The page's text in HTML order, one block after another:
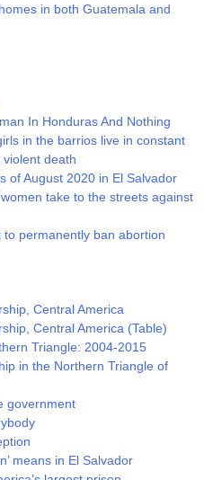
in both Guatemala and
In Honduras And Nothing
in the barrios live in constant
death
of August 2020 in El Salvador
take to the streets against
permanently ban abortion
Central America
Central America (Table)
Triangle: 2004-2015
in the Northern Triangle of
government
means in El Salvador